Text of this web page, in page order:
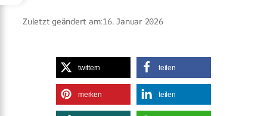
Zuletzt geändert am:16. Januar 2026
twittern teilen
merken teilen